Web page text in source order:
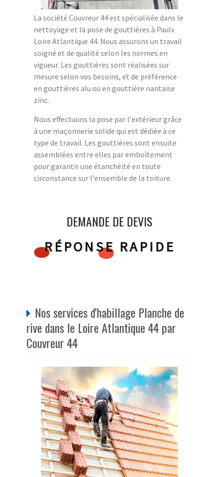
La société Couvreur 44 est spécialisée dans le
nettoyage et la pose de gouttières à Paulx
Loire Atlantique 44. Nous assurons un travail
soigné et de qualité selon les normes en
vigueur. Les gouttières sont réalisées sur
mesure selon vos besoins, et de préférence
en gouttières alu ou en gouttière nantaise
zinc.
Nous effectuons la pose par l'extérieur grâce
à une maçonnerie solide qui est dédiée à ce
type de travail. Les gouttières sont ensuite
assemblées entre elles par emboîtement
pour garantir une étanchéité en toute
circonstance sur l'ensemble de la toiture.
DEMANDE DE DEVIS
RÉPONSE RAPIDE
Nos services d'habillage Planche de
rive dans le Loire Atlantique 44 par
Couvreur 44